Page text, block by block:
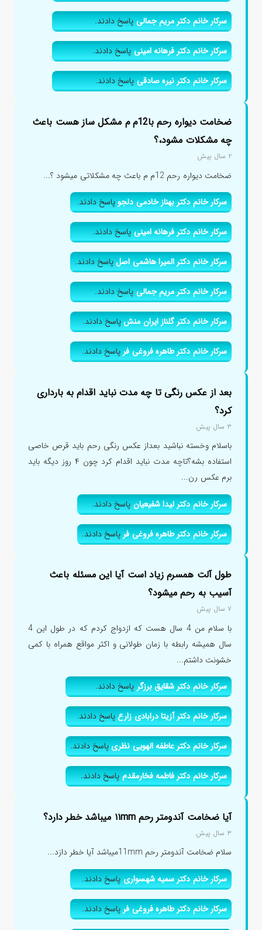
سرکار خانم دکتر مریم جمالیپاسخ دادند.
سرکار خانم دکتر فرهانه امینیپاسخ دادند.
سرکار خانم دکتر نیره صادقیپاسخ دادند.
ضخامت دیواره رحم با12م م مشکل ساز هست باعث
چه مشکلات مشود،؟
۲ سال پیش
ضخامت دیواره رحم 12م م باعث چه مشکلاتی میشود ؟...
سرکار خانم دکتر بهناز خادمی دلجوپاسخ دادند.
سرکار خانم دکتر فرهانه امینیپاسخ دادند.
سرکار خانم دکتر المیرا هاشمی اصلپاسخ دادند.
سرکار خانم دکتر مریم جمالیپاسخ دادند.
سرکار خانم دکتر گلناز ایران منشپاسخ دادند.
سرکار خانم دکتر طاهره فروغی فرپاسخ دادند.
بعد از عکس رنگی تا چه مدت نباید اقدام به بارداری
کرد؟
۳ سال پیش
باسلام وخسته نباشید بعداز عکس رنگی رحم باید قرص خاصی
استفاده بشه؟تاچه مدت نباید اقدام کرد چون ۴ روز دیگه باید
برم عکس رن...
سرکار خانم دکتر لیدا شفیعیانپاسخ دادند.
سرکار خانم دکتر طاهره فروغی فرپاسخ دادند.
طول آلت همسرم زیاد است آیا این مسئله باعث
آسیب به رحم میشود؟
۷ سال پیش
با سلام من 4 سال هست که ازدواج کردم که در طول این 4
سال همیشه رابطه با زمان طولانی و اکثر مواقع همراه با کمی
خشونت داشتم...
سرکار خانم دکتر شقایق برزگرپاسخ دادند.
سرکار خانم دکتر آزیتا درابادی زارعپاسخ دادند.
سرکار خانم دکتر عاطفه الهویی نظریپاسخ دادند.
سرکار خانم دکتر فاطمه فخارمقدمپاسخ دادند.
آیا ضخامت آندومتر رحم ۱۱mm میباشد خطر دارد؟
۳ سال پیش
سلام ضخامت آندومتر رحم 11mmمیباشد آیا خطر دازد...
سرکار خانم دکتر سمیه شهسواریپاسخ دادند.
سرکار خانم دکتر طاهره فروغی فرپاسخ دادند.